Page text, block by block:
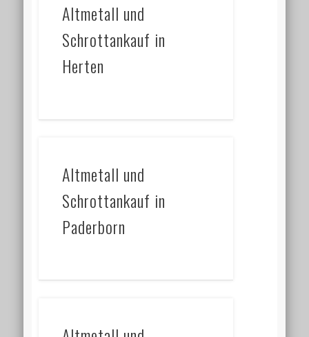
Altmetall und
Schrottankauf in
Herten
Altmetall und
Schrottankauf in
Paderborn